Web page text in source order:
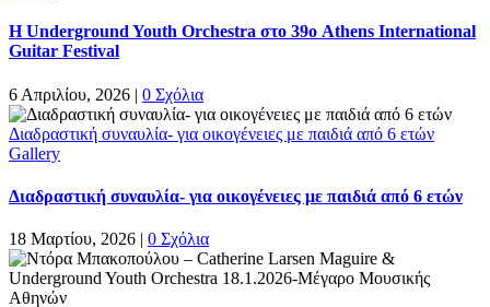
Η Underground Youth Orchestra στο 39ο Athens International
Guitar Festival
6 Απριλίου, 2026 | 0 Σχόλια
Διαδραστική συναυλία- για οικογένειες με παιδιά από 6 ετών
Gallery
Διαδραστική συναυλία- για οικογένειες με παιδιά από 6 ετών
18 Μαρτίου, 2026 | 0 Σχόλια